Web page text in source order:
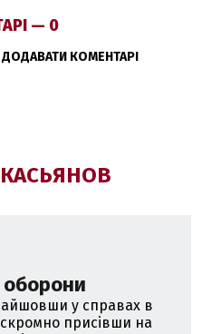
— 0
КОМЕНТАРІ
оборони
у справах в
скромно присівши на